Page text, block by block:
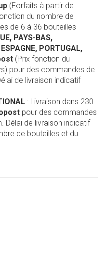
(Forfaits à partir de
du nombre de
de 6 à 36 bouteilles
PAYS-BAS,
PORTUGAL,
(Prix fonction du
pour des commandes de
de livraison indicatif
: Livraison dans 230
pour des commandes
Délai de livraison indicatif
de bouteilles et du